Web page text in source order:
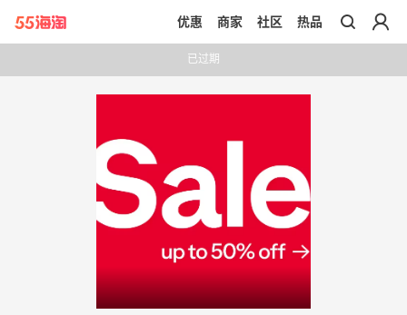
带你去官网买正品
优惠 商家 社区 热品
已过期